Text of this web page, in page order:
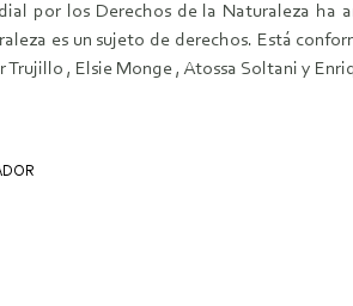
por los Derechos de la Naturaleza
es un sujeto de derechos. Está
Trujillo , Elsie Monge , Atossa Soltani y